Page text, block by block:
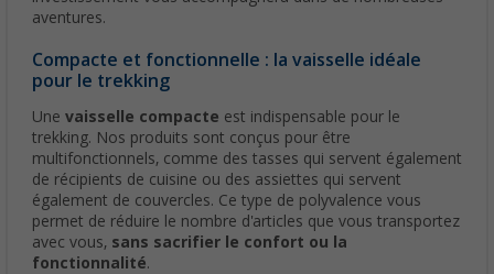
aventures.
Compacte et fonctionnelle : la vaisselle idéale
pour le trekking
Une vaisselle compacte est indispensable pour le
trekking. Nos produits sont conçus pour être
multifonctionnels, comme des tasses qui servent également
de récipients de cuisine ou des assiettes qui servent
également de couvercles. Ce type de polyvalence vous
permet de réduire le nombre d'articles que vous transportez
avec vous, sans sacrifier le confort ou la
fonctionnalité.